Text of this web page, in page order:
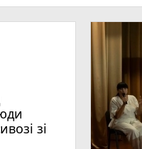
по тривозі зі складів
злочинної групи, яка
зі
зі